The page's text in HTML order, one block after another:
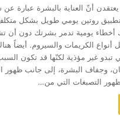
أنّ العناية بالبشرة عبارة
تطبيق روتين يومي طويل بشكل
أخطاء يومية تدمر بشرتك دون أن
الكريمات والسيروم. أيضاً
تبدو غير مؤذية لكنّها قد تكون
وجفاف البشرة، إلى جانب ظهور
التصبغات التي من…